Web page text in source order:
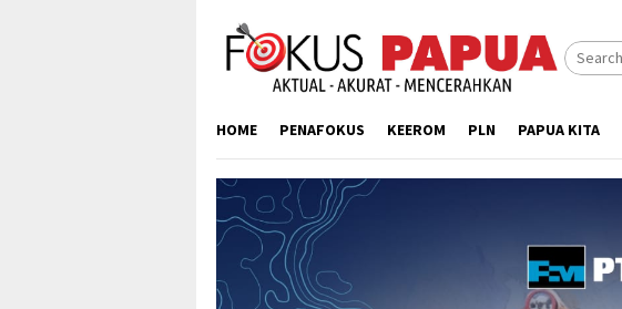
content
HOME PENAFOKUS KEEROM PLN PAPUA KITA